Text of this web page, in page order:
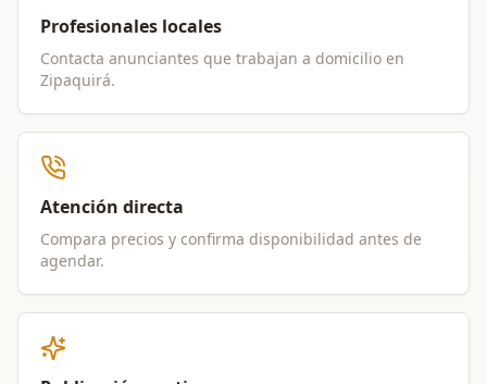
Profesionales locales
Contacta anunciantes que trabajan a domicilio en
Zipaquirá.
Atención directa
Compara precios y confirma disponibilidad antes de
agendar.